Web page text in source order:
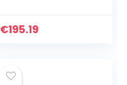
für Poster, Drucke,
€195.19